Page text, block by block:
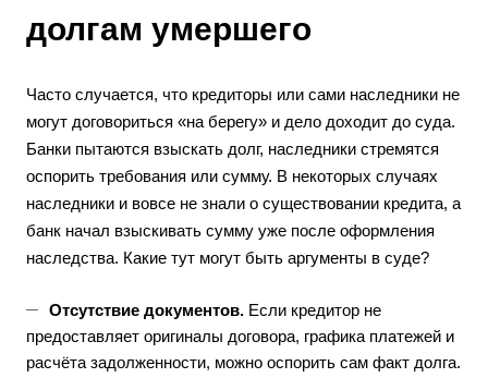
долгам умершего
Часто случается, что кредиторы или сами наследники не
могут договориться «на берегу» и дело доходит до суда.
Банки пытаются взыскать долг, наследники стремятся
оспорить требования или сумму. В некоторых случаях
наследники и вовсе не знали о существовании кредита, а
банк начал взыскивать сумму уже после оформления
наследства. Какие тут могут быть аргументы в суде?
Отсутствие документов. Если кредитор не
предоставляет оригиналы договора, графика платежей и
расчёта задолженности, можно оспорить сам факт долга.